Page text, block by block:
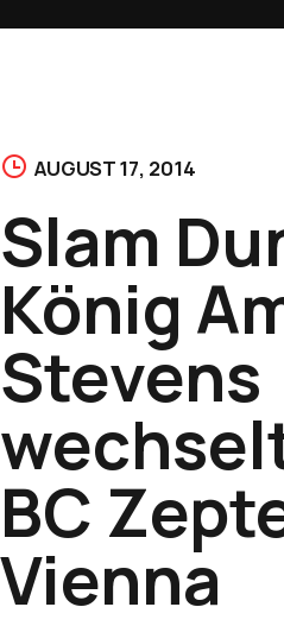
AUGUST 17, 2014
Slam
König
Stevens
BC
Vienna